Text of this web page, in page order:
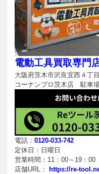
電動工具買取専門
大阪府茨木市沢良宜西４丁
コーナンプロ茨木店 駐車
電話： 0120-033-742
定休日：日曜日
営業時間：11：00～19：00
店舗URL：
https://re-